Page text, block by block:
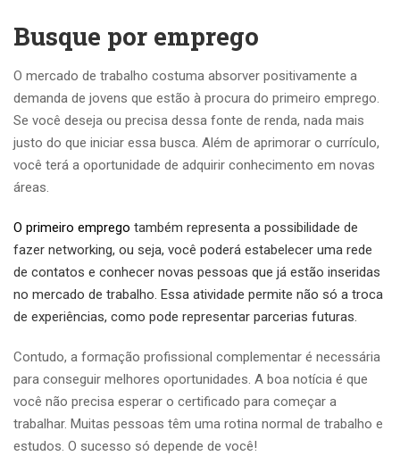
Busque por emprego
O mercado de trabalho costuma absorver positivamente a
demanda de jovens que estão à procura do primeiro emprego.
Se você deseja ou precisa dessa fonte de renda, nada mais
justo do que iniciar essa busca. Além de aprimorar o currículo,
você terá a oportunidade de adquirir conhecimento em novas
áreas.
O primeiro emprego também representa a possibilidade de
fazer networking, ou seja, você poderá estabelecer uma rede
de contatos e conhecer novas pessoas que já estão inseridas
no mercado de trabalho. Essa atividade permite não só a troca
de experiências, como pode representar parcerias futuras.
Contudo, a formação profissional complementar é necessária
para conseguir melhores oportunidades. A boa notícia é que
você não precisa esperar o certificado para começar a
trabalhar. Muitas pessoas têm uma rotina normal de trabalho e
estudos. O sucesso só depende de você!